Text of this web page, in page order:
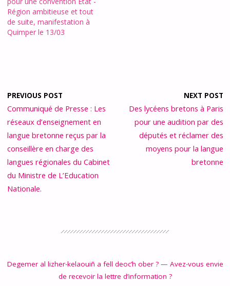
Région ambitieuse et tout
de suite, manifestation à
Quimper le 13/03
PREVIOUS POST
Communiqué de Presse : Les
réseaux d’enseignement en
langue bretonne reçus par la
conseillère en charge des
langues régionales du Cabinet
du Ministre de L’Education
Nationale.
NEXT POST
Des lycéens bretons à Paris
pour une audition par des
députés et réclamer des
moyens pour la langue
bretonne
Degemer al lizher-kelaouiñ a fell deoc’h ober ? — Avez-vous envie
de recevoir la lettre d’information ?